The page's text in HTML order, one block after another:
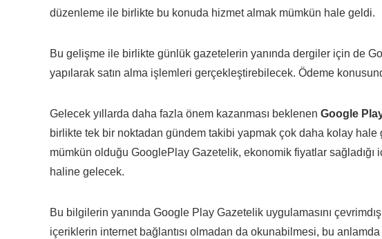
düzenleme ile birlikte bu konuda hizmet almak mümkün hale geldi.
Bu gelişme ile birlikte günlük gazetelerin yanında dergiler için de
yapılarak satın alma işlemleri gerçekleştirebilecek. Ödeme
Gelecek yıllarda daha fazla önem kazanması beklenen Google
birlikte tek bir noktadan gündem takibi yapmak çok daha kolay
mümkün olduğu GooglePlay Gazetelik, ekonomik fiyatlar
haline gelecek.
Bu bilgilerin yanında Google Play Gazetelik uygulamasını
içeriklerin internet bağlantısı olmadan da okunabilmesi, bu anlamda